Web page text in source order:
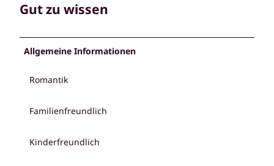
Gut zu wissen
Allgemeine Informationen
Romantik
Familienfreundlich
Kinderfreundlich